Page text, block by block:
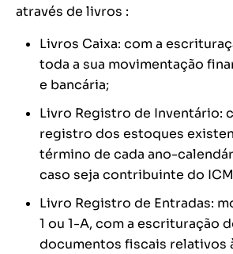
através de livros :
Livros Caixa: com a
toda a sua movimentação
e bancária;
Livro Registro de Inventário:
registro dos estoques
término de cada ano-
caso seja contribuinte do
Livro Registro de Entradas:
1 ou 1-A, com a escrituração
documentos fiscais relativos